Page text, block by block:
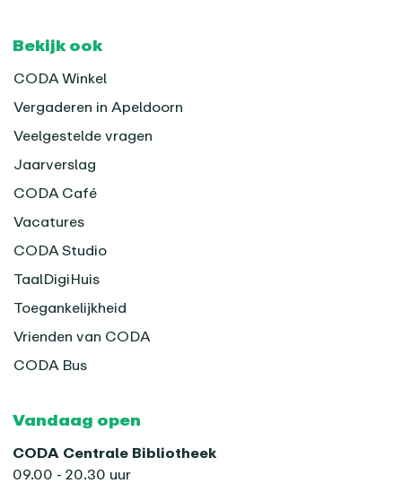
Bekijk ook
CODA Winkel
Vergaderen in Apeldoorn
Veelgestelde vragen
Jaarverslag
CODA Café
Vacatures
CODA Studio
TaalDigiHuis
Toegankelijkheid
Vrienden van CODA
CODA Bus
Vandaag open
CODA Centrale Bibliotheek
09.00 - 20.30 uur